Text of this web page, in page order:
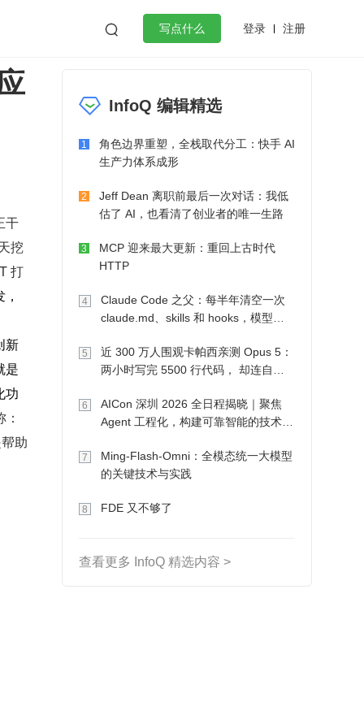
 写点什么 登录 注册
作
微服务架构 flutter
干
挖
打
新
是
功
助
InfoQ 编辑精选
1
角色边界重塑，全栈取代分工：快手 AI
生产力体系成形
2
Jeff Dean 离职前最后一次对话：我低
估了 AI，也看清了创业者的唯一生路
3
MCP 迎来最大更新：重回上古时代
HTTP
4
Claude Code 之父：每半年清空一次
claude.md、skills 和 hooks，模型自
5
近 300 万人围观卡帕西亲测 Opus 5：
两小时写完 5500 行代码， 却连自己
6
AICon 深圳 2026 全日程揭晓｜聚焦
Agent 工程化，构建可靠智能的技术路
7
Ming-Flash-Omni：全模态统一大模型
的关键技术与实践
8 FDE 又不够了
查看更多 InfoQ 精选内容 >